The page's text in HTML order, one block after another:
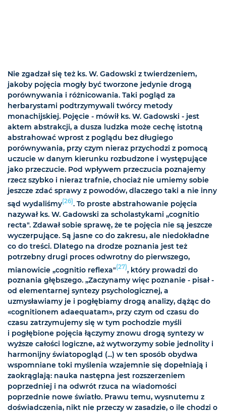
Nie zgadzał się też ks. W. Gadowski z twierdzeniem,
jakoby pojęcia mogły być tworzone jedynie drogą
porównywania i różnicowania. Taki pogląd za
herbarystami podtrzymywali twórcy metody
monachijskiej. Pojęcie - mówił ks. W. Gadowski - jest
aktem abstrakcji, a dusza ludzka może cechę istotną
abstrahować wprost z poglądu bez długiego
porównywania, przy czym nieraz przychodzi z pomocą
uczucie w danym kierunku rozbudzone i występujące
jako przeczucie. Pod wpływem przeczucia poznajemy
rzecz szybko i nieraz trafnie, chociaż nie umiemy sobie
jeszcze zdać sprawy z powodów, dlaczego taki a nie inny
sąd wydaliśmy(26). To proste abstrahowanie pojęcia
nazywał ks. W. Gadowski za scholastykami „cognitio
recta". Zdawał sobie sprawę, że te pojęcia nie są jeszcze
wyczerpujące. Są jasne co do zakresu, ale niedokładne
co do treści. Dlatego na drodze poznania jest też
potrzebny drugi proces odwrotny do pierwszego,
mianowicie „cognitio reflexa"(27), który prowadzi do
poznania głębszego. „Zaczynamy więc poznanie - pisał -
od elementarnej syntezy psychologicznej, a
uzmysławiamy je i pogłębiamy drogą analizy, dążąc do
«cognitionem adaequatam», przy czym od czasu do
czasu zatrzymujemy się w tym pochodzie myśli
i pogłębione pojęcia łączymy znowu drogą syntezy w
wyższe całości logiczne, aż wytworzymy sobie jednolity i
harmonijny światopogląd (...) w ten sposób obydwa
wspomniane toki myślenia wzajemnie się dopełniają i
zaokrąglają: nauka następna jest rozszerzeniem
poprzedniej i na odwrót rzuca na wiadomości
poprzednie nowe światło. Prawu temu, wysnutemu z
doświadczenia, nikt nie przeczy w zasadzie, o ile chodzi o